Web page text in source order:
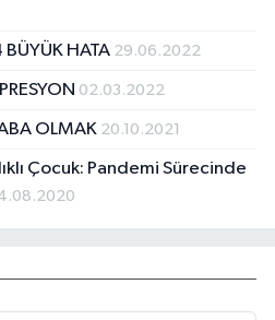
BÜYÜK HATA 29.06.2022
02.03.2022
OLMAK 20.10.2021
Çocuk: Pandemi Sürecinde